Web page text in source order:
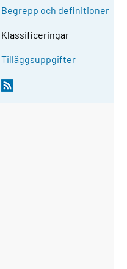
Begrepp och definitioner
Klassificeringar
Tilläggsuppgifter